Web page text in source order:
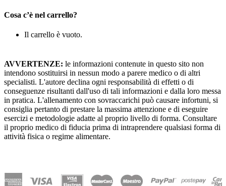
Cosa c’è nel carrello?
Il carrello è vuoto.
AVVERTENZE: le informazioni contenute in questo sito non
intendono sostituirsi in nessun modo a parere medico o di altri
specialisti. L'autore declina ogni responsabilità di effetti o di
conseguenze risultanti dall'uso di tali informazioni e dalla loro messa
in pratica. L'allenamento con sovraccarichi può causare infortuni, si
consiglia pertanto di prestare la massima attenzione e di eseguire
esercizi e metodologie adatte al proprio livello di forma. Consultare
il proprio medico di fiducia prima di intraprendere qualsiasi forma di
attività fisica o regime alimentare.